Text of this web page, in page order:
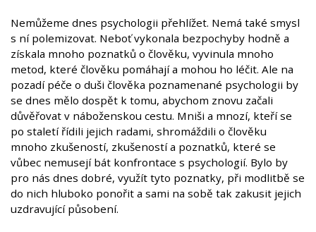
Nemůžeme dnes psychologii přehlížet. Nemá také smysl
s ní polemizovat. Neboť vykonala bezpochyby hodně a
získala mnoho poznatků o člověku, vyvinula mnoho
metod, které člověku pomáhají a mohou ho léčit. Ale na
pozadí péče o duši člověka poznamenané psychologii by
se dnes mělo dospět k tomu, abychom znovu začali
důvěřovat v náboženskou cestu. Mniši a mnozí, kteří se
po staletí řídili jejich radami, shromáždili o člověku
mnoho zkušeností, zkušeností a poznatků, které se
vůbec nemusejí bát konfrontace s psychologií. Bylo by
pro nás dnes dobré, využít tyto poznatky, při modlitbě se
do nich hluboko ponořit a sami na sobě tak zakusit jejich
uzdravující působení.